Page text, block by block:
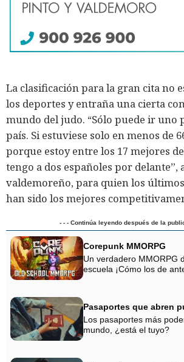
La clasificación para la gran cita no
los deportes y entraña una cierta
mundo del judo. “Sólo puede ir uno
país. Si estuviese solo en menos de
porque estoy entre los 17 mejores
tengo a dos españoles por delante”,
valdemoreño, para quien los
han sido los mejores
- - - Continúa leyendo después de la
Corepunk MMORPG
Un verdadero MMORPG
escuela ¡Cómo los de
Pasaportes que abren
Los pasaportes más
mundo, ¿está el tuyo?